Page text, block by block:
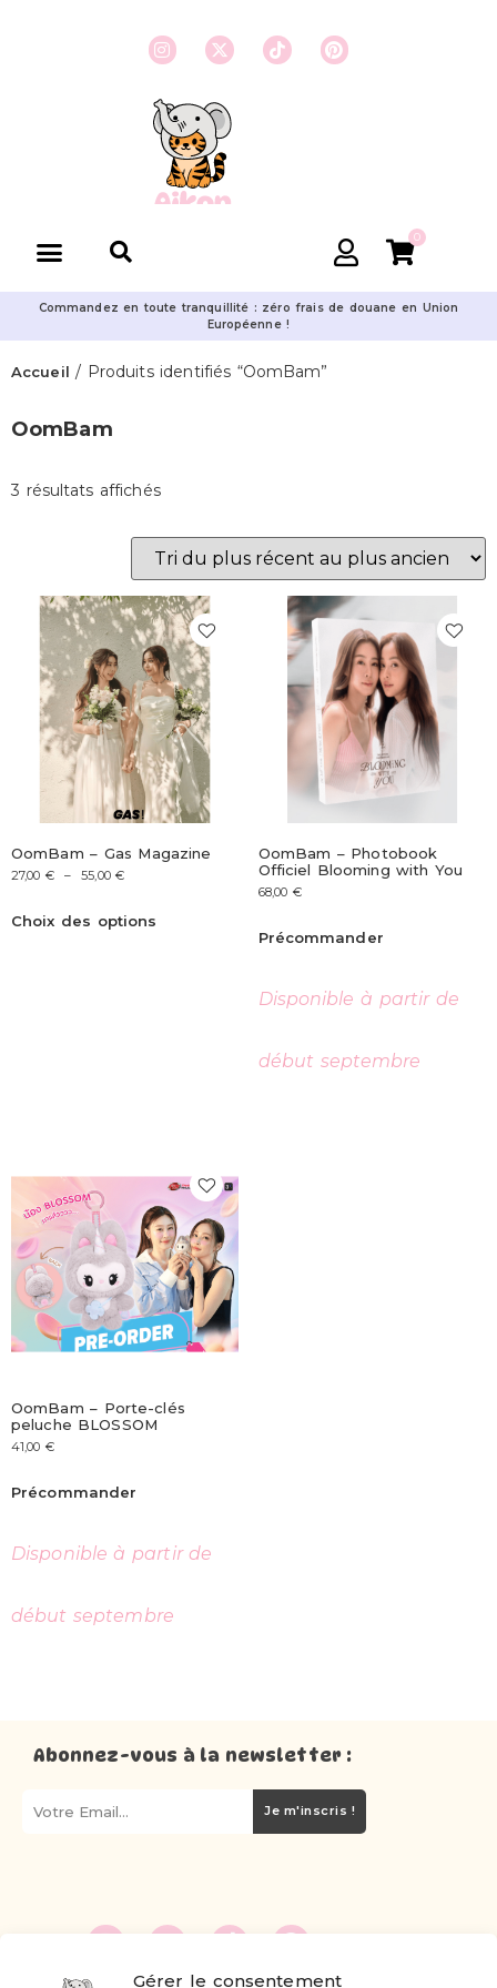
Gérer le consentement
0
Commandez en toute tranquillité : zéro frais de douane en Union
Européenne !
Accueil / Produits identifiés “OomBam”
OomBam
3 résultats affichés
OomBam – Gas Magazine
27,00 € – 55,00€
Choix des options
OomBam – Photobook
Officiel Blooming with You
68,00 €
Précommander
Disponible à partir de
début septembre
OomBam – Porte-clés
peluche BLOSSOM
41,00€
Précommander
Disponible à partir de
début septembre
Abonnez-vous à la newsletter :
Je m'inscris !